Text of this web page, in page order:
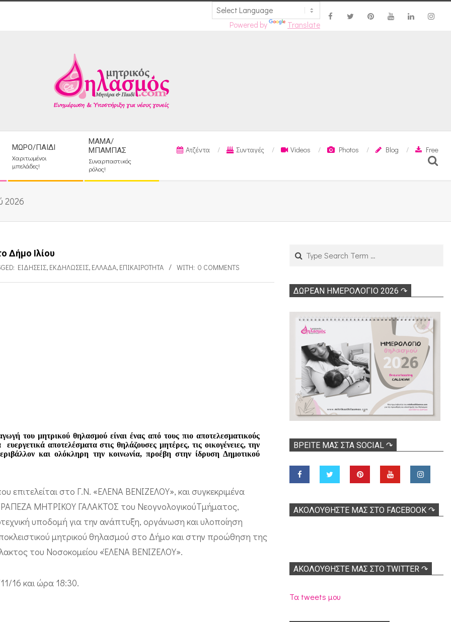
Powered by Translate
ΜΩΡΌ/ΠΑΙΔΊ
Χαριτωμένοι
μπελάδες!
ΜΑΜΆ/
ΜΠΑΜΠΆΣ
Συναρπαστικός
ρόλος!
Ατζέντα Συνταγές Videos Photos Blog
Free
Search
2026
Δήμο Ιλίου
ΕΙΔΉΣΕΙΣ, ΕΚΔΗΛΏΣΕΙΣ, ΕΛΛΆΔΑ, ΕΠΙΚΑΙΡΌΤΗΤΑ WITH: 0 COMMENTS
του µητρικού θηλασµού είναι ένας από τους πιο αποτελεσματικούς
αποτελέσµατα στις θηλάζουσες μητέρες, τις οικογένειες, την
και ολόκληρη την κοινωνία, προέβη στην ίδρυση Δημοτικού
επιτελείται στο Γ.Ν. «ΕΛΕΝΑ ΒΕΝΙΖΕΛΟΥ», και συγκεκριμένα
ΜΗΤΡΙΚΟΥ ΓΑΛΑΚΤΟΣ του ΝεογνολογικούΤμήματος,
υποδομή για την ανάπτυξη, οργάνωση και υλοποίηση
μητρικού θηλασμού στο Δήμο και στην προώθηση της
του Νοσοκομείου «ΈΛΕΝΑ ΒΕΝΙΖΕΛΟΥ».
16 και ώρα 18:30.
Search
ΔΩΡΕΑΝ ΗΜΕΡΟΛΟΓΙΟ 2026 ↷
ΒΡΕΊΤΕ ΜΑΣ ΣΤΑ SOCIAL ↷
ΑΚΟΛOΥΘΉΣΤΕ ΜΑΣ ΣΤΟ FACEBOOK ↷
ΑΚΟΛΟΥΘΉΣΤΕ ΜΑΣ ΣΤΟ TWITTER ↷
Τα tweets μου